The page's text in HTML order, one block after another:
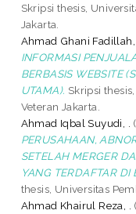
Skripsi thesis,
Jakarta.
Ahmad Ghani Fadillah, .
INFORMASI
BERBASIS WEBSITE
UTAMA). Skripsi
Veteran Jakarta.
Ahmad Iqbal Suyudi, .
PERUSAHAAN,
SETELAH MERGER
YANG TERDAFTAR DI
thesis, Universitas
Ahmad Khairul Reza, .